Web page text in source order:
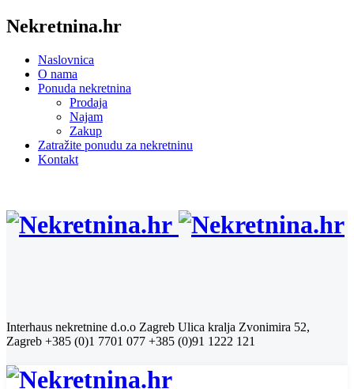
Nekretnina.hr
Naslovnica
O nama
Ponuda nekretnina
Prodaja
Najam
Zakup
Zatražite ponudu za nekretninu
Kontakt
Interhaus nekretnine d.o.o Zagreb Ulica kralja Zvonimira 52,
Zagreb +385 (0)1 7701 077 +385 (0)91 1222 121